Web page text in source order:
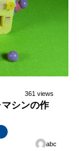
361 views
シンの作
abc